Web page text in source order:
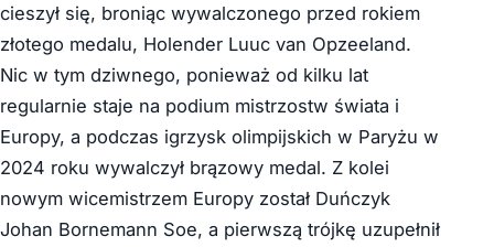
cieszył się, broniąc wywalczonego przed rokiem
złotego medalu, Holender Luuc van Opzeeland.
Nic w tym dziwnego, ponieważ od kilku lat
regularnie staje na podium mistrzostw świata i
Europy, a podczas igrzysk olimpijskich w Paryżu w
2024 roku wywalczył brązowy medal. Z kolei
nowym wicemistrzem Europy został Duńczyk
Johan Bornemann Soe, a pierwszą trójkę uzupełnił